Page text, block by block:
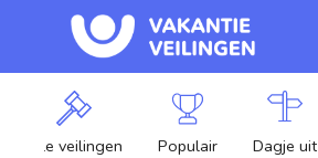
Alle veilingen Populair Dagje uit